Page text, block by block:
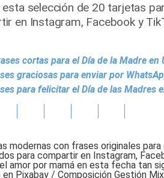
esta selección de 20 tarjetas
en Instagram, Facebook y
cortas para el Día de la Madre
graciosas para enviar por
para felicitar el Día de las Madres